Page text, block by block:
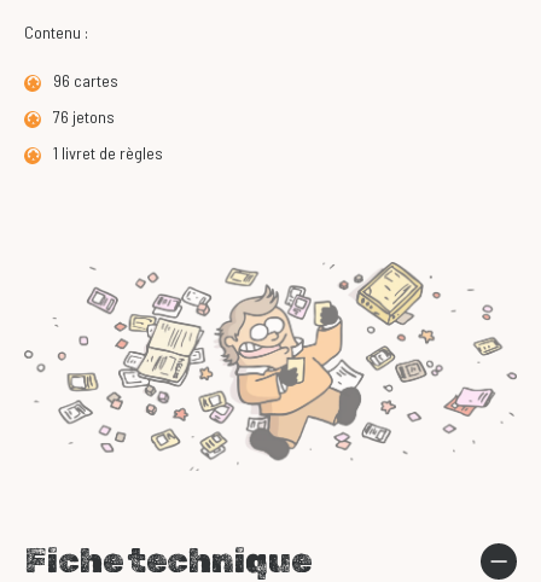
Contenu :
96 cartes
76 jetons
1 livret de règles
Fiche technique